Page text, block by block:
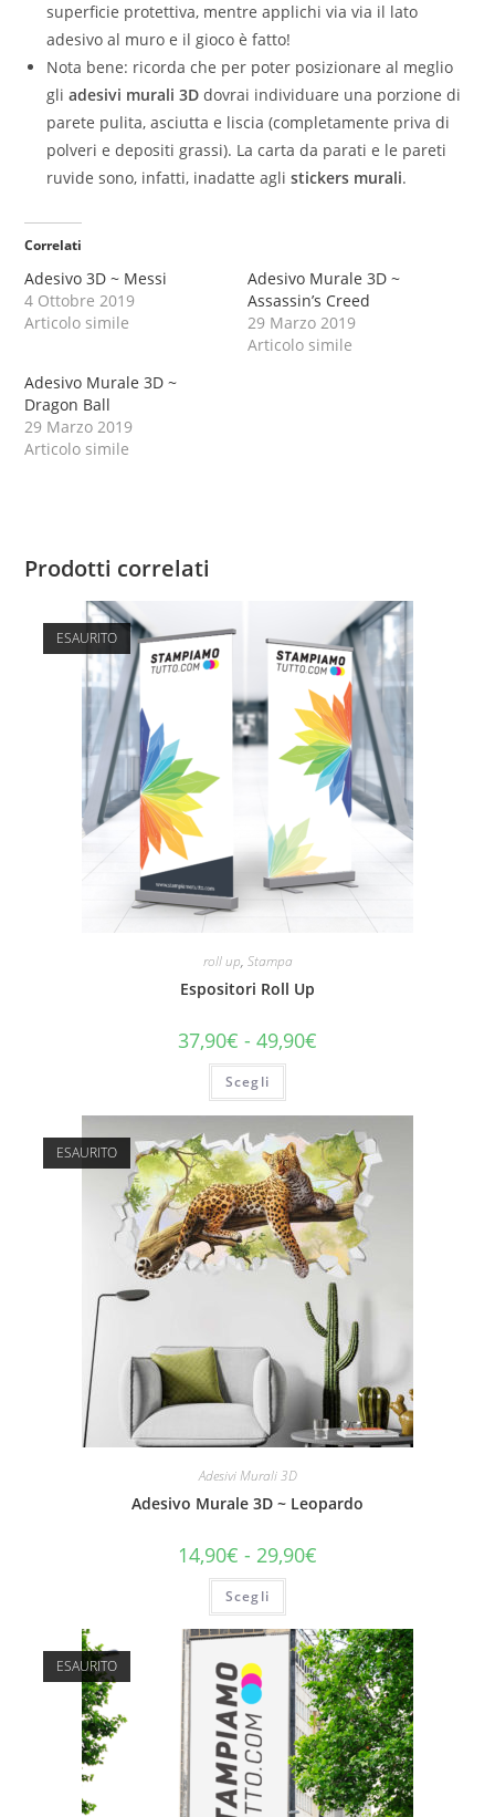
superficie protettiva, mentre applichi via via il lato
adesivo al muro e il gioco è fatto!
Nota bene: ricorda che per poter posizionare al meglio
gliadesivi murali 3D dovrai individuare una porzione di
parete pulita, asciutta e liscia (completamente priva di
polveri e depositi grassi). La carta da parati e le pareti
ruvide sono, infatti, inadatte aglistickers murali.
Correlati
Adesivo 3D ~ Messi
4 Ottobre 2019
Articolo simile
Adesivo Murale 3D ~
Assassin’s Creed
29 Marzo 2019
Articolo simile
Adesivo Murale 3D ~
Dragon Ball
29 Marzo 2019
Articolo simile
Prodotti correlati
ESAURITO
roll up, Stampa
Espositori Roll Up
37,90€ - 49,90€
Scegli
ESAURITO
Adesivi Murali 3D
Adesivo Murale 3D ~ Leopardo
14,90€ - 29,90€
Scegli
ESAURITO